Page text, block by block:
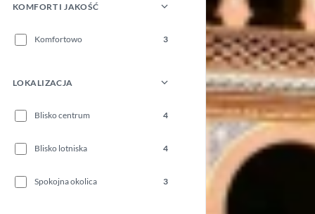
KOMFORT I JAKOŚĆ
Komfortowo 3
LOKALIZACJA
Blisko centrum 4
Blisko lotniska 4
Spokojna okolica 3